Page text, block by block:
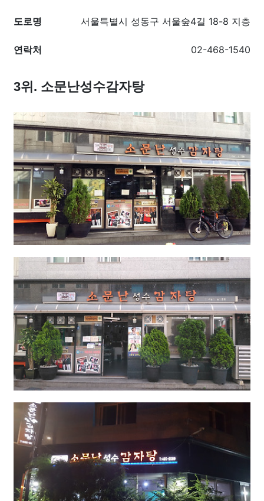
도로명 서울특별시 성동구 서울숲4길 18-8 지층
연락처 02-468-1540
3위. 소문난성수감자탕